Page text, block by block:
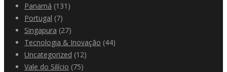
Panamá (131)
Portugal (7)
Singapura (27)
Tecnologia & Inovação (44)
Uncategorized (12)
Vale do Silício (75)